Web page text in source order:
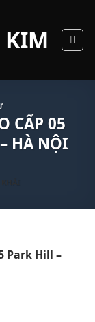
CẤP 05
HÀ NỘI
Park Hill –